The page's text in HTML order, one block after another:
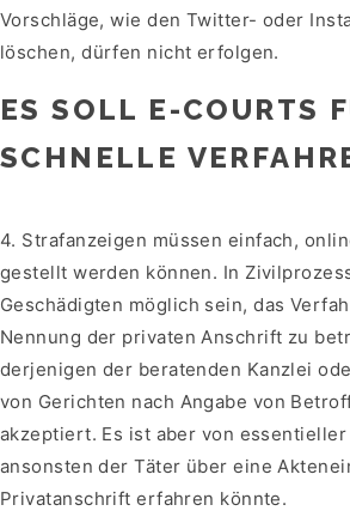
Vorschläge, wie den Twitter- oder
löschen, dürfen nicht erfolgen.
ES SOLL E-COURTS
SCHNELLE
4. Strafanzeigen müssen einfach,
gestellt werden können. In
Geschädigten möglich sein, das
Nennung der privaten Anschrift zu
derjenigen der beratenden Kanzlei
von Gerichten nach Angabe von
akzeptiert. Es ist aber von essentieller
ansonsten der Täter über eine
Privatanschrift erfahren könnte.